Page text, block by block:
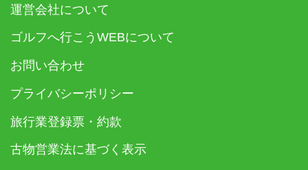
運営会社について
ゴルフへ行こうWEBについて
お問い合わせ
プライバシーポリシー
旅行業登録票・約款
古物営業法に基づく表示